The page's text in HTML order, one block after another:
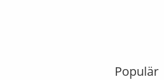
Populär